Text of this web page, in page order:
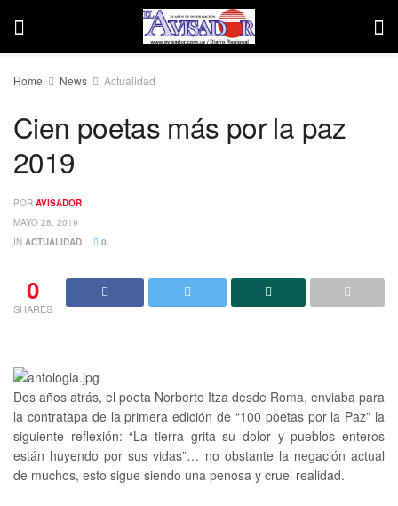
Home News Actualidad
Cien poetas más por la paz
2019
POR AVISADOR
MAYO 28, 2019
IN ACTUALIDAD 0
0
SHARES
Dos años atrás, el poeta Norberto Itza desde Roma, enviaba para
la contratapa de la primera edición de “100 poetas por la Paz” la
siguiente reflexión: “La tierra grita su dolor y pueblos enteros
están huyendo por sus vidas”… no obstante la negación actual
de muchos, esto sigue siendo una penosa y cruel realidad.